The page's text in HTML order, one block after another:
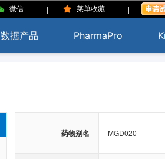
微信 | 菜单收藏 |
数据产品 PharmaPro
药物别名 MGD020